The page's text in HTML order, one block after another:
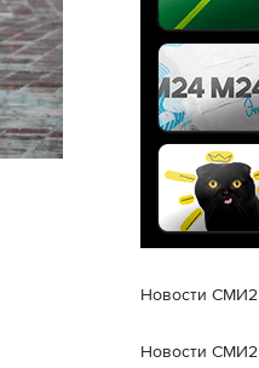
Новости СМИ2
Новости СМИ2